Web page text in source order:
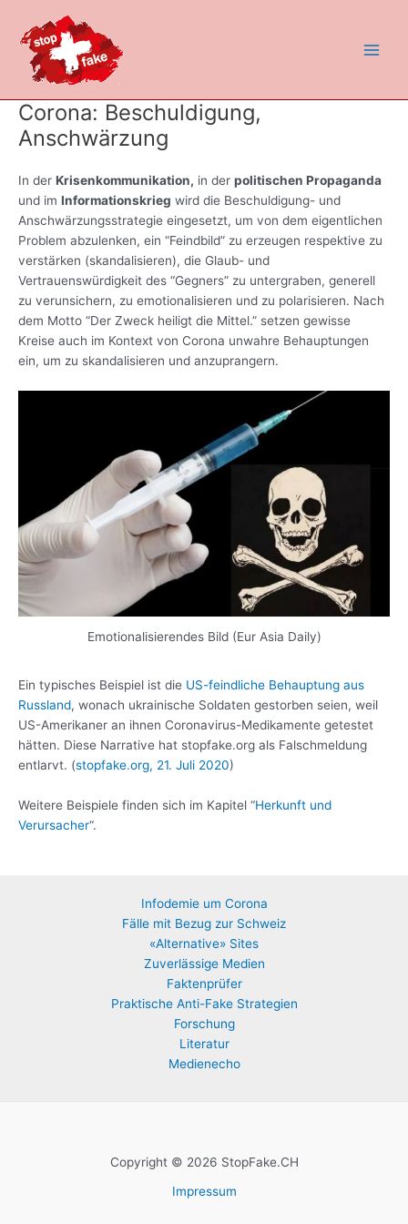
Inhalt
springen
Corona: Beschuldigung,
Anschwärzung
In der Krisenkommunikation, in der politischen Propaganda
und im Informationskrieg wird die Beschuldigung- und
Anschwärzungsstrategie eingesetzt, um von dem eigentlichen
Problem abzulenken, ein “Feindbild” zu erzeugen respektive zu
verstärken (skandalisieren), die Glaub- und
Vertrauenswürdigkeit des “Gegners” zu untergraben, generell
zu verunsichern, zu emotionalisieren und zu polarisieren. Nach
dem Motto “Der Zweck heiligt die Mittel.” setzen gewisse
Kreise auch im Kontext von Corona unwahre Behauptungen
ein, um zu skandalisieren und anzuprangern.
Emotionalisierendes Bild (Eur Asia Daily)
Ein typisches Beispiel ist die US-feindliche Behauptung aus
Russland, wonach ukrainische Soldaten gestorben seien, weil
US-Amerikaner an ihnen Coronavirus-Medikamente getestet
hätten. Diese Narrative hat stopfake.org als Falschmeldung
entlarvt. (stopfake.org, 21. Juli 2020)
Weitere Beispiele finden sich im Kapitel “Herkunft und
Verursacher“.
Infodemie um Corona
Fälle mit Bezug zur Schweiz
«Alternative» Sites
Zuverlässige Medien
Faktenprüfer
Praktische Anti-Fake Strategien
Forschung
Literatur
Medienecho
Copyright © 2026 StopFake.CH
Impressum